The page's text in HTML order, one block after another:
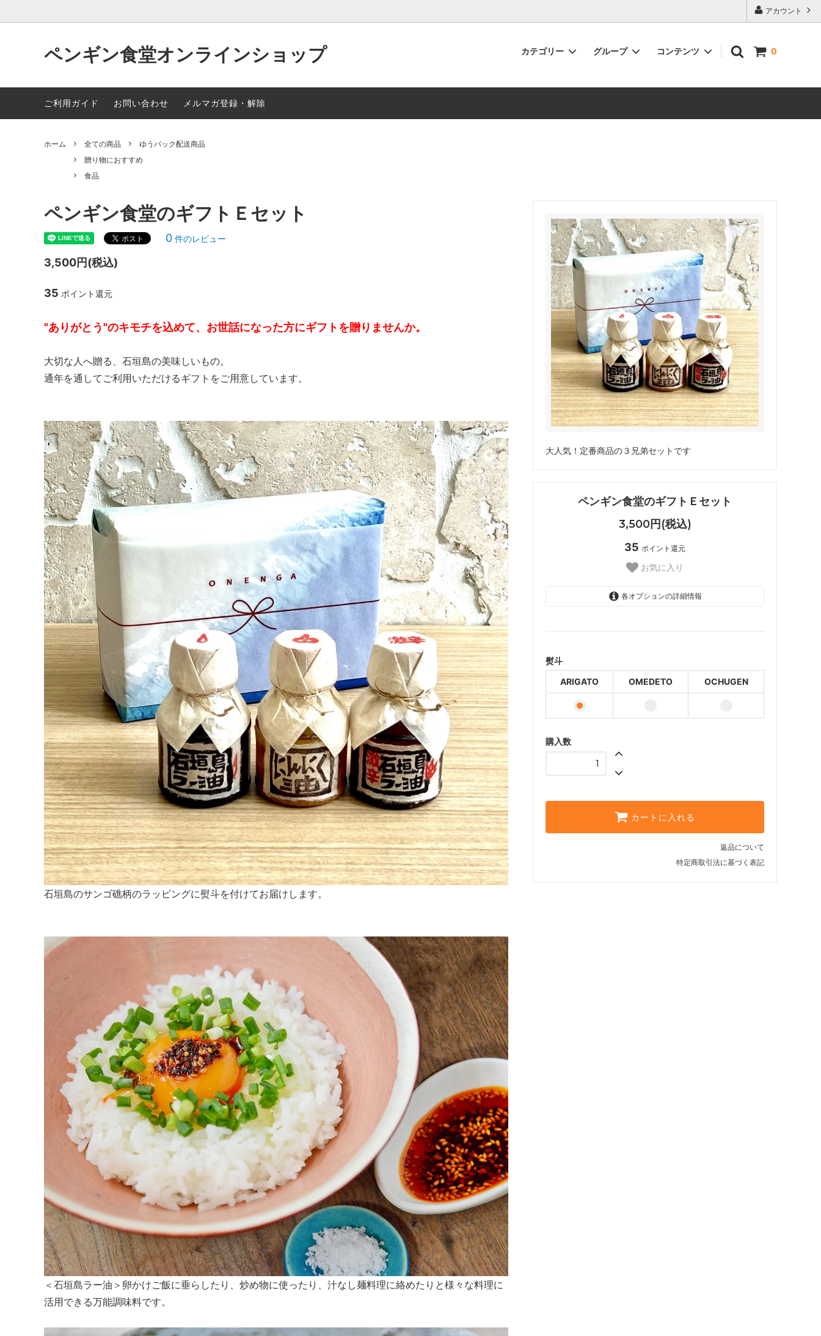
アカウント
ペンギン食堂オンラインショップ 0
カテゴリー グループ コンテンツ
outside of Japan!
領収書や納品書の発行について
ご利用ガイド お問い合わせ メルマガ登録・解除
ホーム 全ての商品
ゆうパック配送商品
贈り物におすすめ
食品
大人気！定番商品の３兄弟セットです
ペンギン食堂のギフトＥセット
3,500円(税込)
35 ポイント還元
お気に入り
各オプションの詳細情報
熨斗
ARIGATO
OMEDETO OCHUGEN
購入数
カートに入れる
返品について
特定商取引法に基づく表記
ペンギン食堂のギフトＥセット
0 件のレビュー
3,500円(税込)
35 ポイント還元
"ありがとう"のキモチを込めて、お世話になった方にギフトを贈りませんか。
大切な人へ贈る、石垣島の美味しいもの。
通年を通してご利用いただけるギフトをご用意しています。
石垣島のサンゴ礁柄のラッピングに熨斗を付けてお届けします。
＜石垣島ラー油＞卵かけご飯に垂らしたり、炒め物に使ったり、汁なし麺料理に絡めたりと様々な料理に
活用できる万能調味料です。